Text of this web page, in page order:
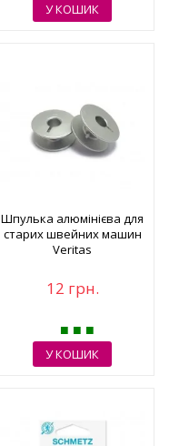
У КОШИК
Шпулька алюмінієва для
старих швейних машин
Veritas
12 грн.
У КОШИК